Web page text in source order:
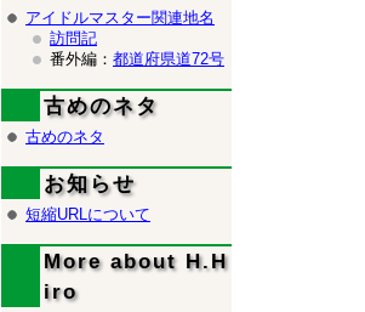
アイドルマスター関連地名
訪問記
番外編： 都道府県道72号
古めのネタ
古めのネタ
お知らせ
短縮URLについて
More about H.H
iro